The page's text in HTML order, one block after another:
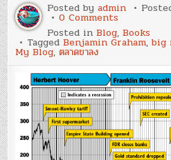
Posted byadmin
0 Comments
Blog
85
:
เรียน
ของ
Benjamin
Graham
ใน
ตลาด
ขา
ลง
ครั้ง
ใหญ่’
Posted inBlog,Books
TaggedBenjamin Graham,big
My Blog, ตลาดขาลง